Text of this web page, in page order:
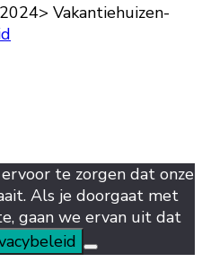
Vakantiehuizen-
te zorgen dat onze
Als je doorgaat met
gaan we ervan uit dat